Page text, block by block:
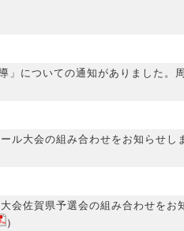
」についての通知がありました。
ル大会の組み合わせをお知らせし
会佐賀県予選会の組み合わせをお
）